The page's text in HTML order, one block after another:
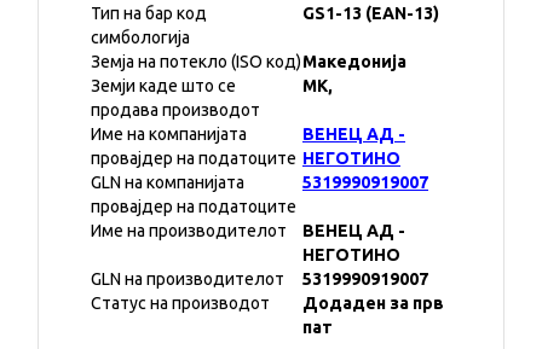
Тип на бар код
симбологија
GS1-13 (EAN-13)
Земја на потекло (ISO код)Македонија
Земји каде што се
продава производот
MK,
Име на компанијата
провајдер на податоците
ВЕНЕЦ АД -
НЕГОТИНО
GLN на компанијата
провајдер на податоците
5319990919007
Име на производителот
ВЕНЕЦ АД -
НЕГОТИНО
GLN на производителот
5319990919007
Статус на производот
Додаден за прв
пат